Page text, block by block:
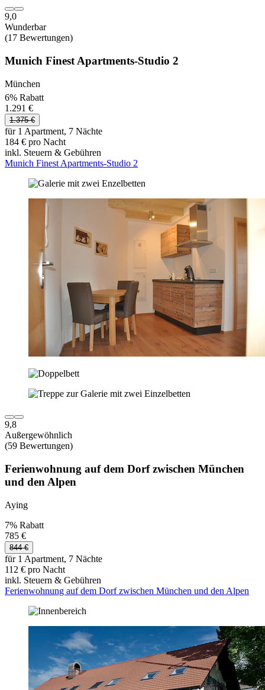
9,0
Wunderbar
(17 Bewertungen)
Munich Finest Apartments-Studio 2
München
6% Rabatt
1.291 €
1.375 €
für 1 Apartment, 7 Nächte
184 € pro Nacht
inkl. Steuern & Gebühren
Munich Finest Apartments-Studio 2
9,8
Außergewöhnlich
(59 Bewertungen)
Ferienwohnung auf dem Dorf zwischen München
und den Alpen
Aying
7% Rabatt
785 €
844 €
für 1 Apartment, 7 Nächte
112 € pro Nacht
inkl. Steuern & Gebühren
Ferienwohnung auf dem Dorf zwischen München und den Alpen